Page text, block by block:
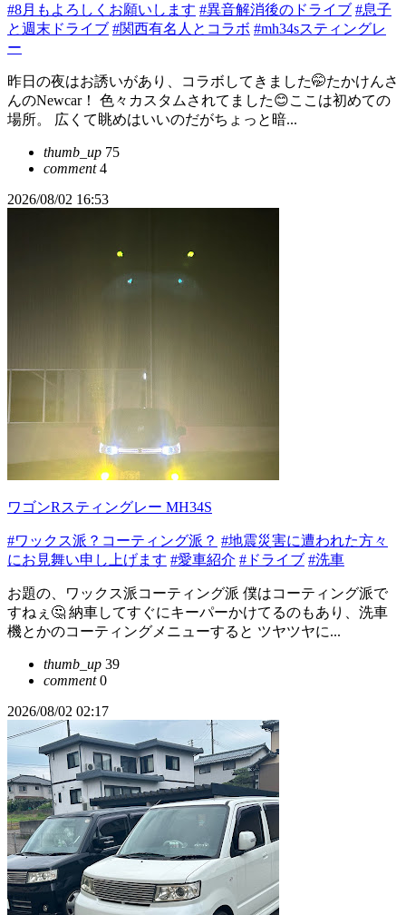
#8月もよろしくお願いします #異音解消後のドライブ #息子
と週末ドライブ #関西有名人とコラボ #mh34sスティングレ
ー
昨日の夜はお誘いがあり、コラボしてきました🤭たかけんさ
んのNewcar！ 色々カスタムされてました😊ここは初めての
場所。 広くて眺めはいいのだがちょっと暗...
thumb_up 75
comment4
2026/08/02 16:53
ワゴンRスティングレー MH34S
#ワックス派？コーティング派？ #地震災害に遭われた方々
にお見舞い申し上げます #愛車紹介 #ドライブ #洗車
お題の、ワックス派コーティング派 僕はコーティング派で
すねぇ🤔 納車してすぐにキーパーかけてるのもあり、洗車
機とかのコーティングメニューすると ツヤツヤに...
thumb_up 39
comment0
2026/08/02 02:17